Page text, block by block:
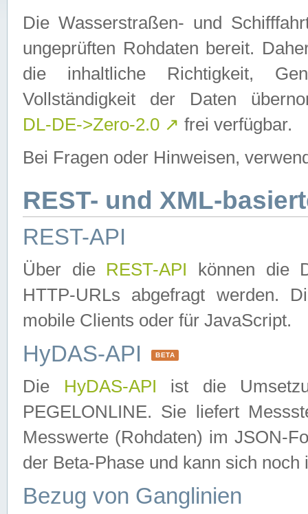
Die Wasserstraßen- und
ungeprüften Rohdaten bereit.
die inhaltliche Richtigkeit,
Vollständigkeit der Daten
DL-DE->Zero-2.0 ↗ frei verfügbar.
Bei Fragen oder Hinweisen,
REST- und XML-
REST-API
Über die REST-API können die
HTTP-URLs abgefragt werden.
mobile Clients oder für JavaScript.
HyDAS-API BETA
Die HyDAS-API ist die
PEGELONLINE. Sie liefert
Messwerte (Rohdaten) im JSON-
der Beta-Phase und kann sich noch
Bezug von Ganglinien